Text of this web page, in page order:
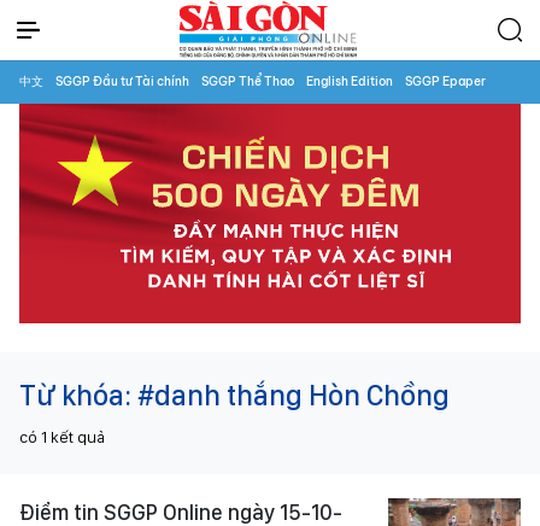
中文 SGGP Đầu tư Tài chính SGGP Thể Thao English Edition SGGP Epaper
Từ khóa: #danh thắng Hòn Chồng
có 1 kết quả
Điểm tin SGGP Online ngày 15-10-